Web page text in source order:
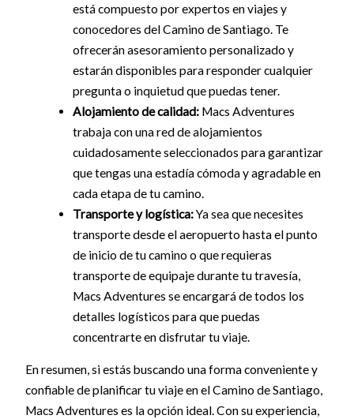
está compuesto por expertos en viajes y
conocedores del Camino de Santiago. Te
ofrecerán asesoramiento personalizado y
estarán disponibles para responder cualquier
pregunta o inquietud que puedas tener.
Alojamiento de calidad:Macs Adventures
trabaja con una red de alojamientos
cuidadosamente seleccionados para garantizar
que tengas una estadía cómoda y agradable en
cada etapa de tu camino.
Transporte y logística:Ya sea que necesites
transporte desde el aeropuerto hasta el punto
de inicio de tu camino o que requieras
transporte de equipaje durante tu travesía,
Macs Adventures se encargará de todos los
detalles logísticos para que puedas
concentrarte en disfrutar tu viaje.
En resumen, si estás buscando una forma conveniente y
confiable de planificar tu viaje en el Camino de Santiago,
Macs Adventures es la opción ideal. Con su experiencia,